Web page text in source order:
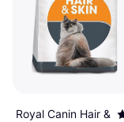
Royal Canin Hair &